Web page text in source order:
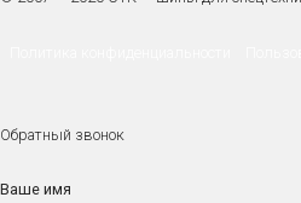
Обратный звонок
Ваше имя